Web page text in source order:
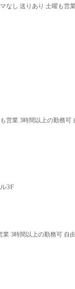
なし 送りあり 土曜も営
業 3時間以上の勤務可
3F
3時間以上の勤務可 自